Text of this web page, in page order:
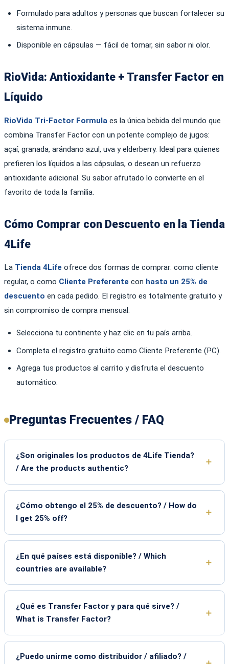
Formulado para adultos y personas que buscan fortalecer su
sistema inmune.
Disponible en cápsulas — fácil de tomar, sin sabor ni olor.
RioVida: Antioxidante + Transfer Factor en
Líquido
RioVida Tri-Factor Formula es la única bebida del mundo que
combina Transfer Factor con un potente complejo de jugos:
açaí, granada, arándano azul, uva y elderberry. Ideal para quienes
prefieren los líquidos a las cápsulas, o desean un refuerzo
antioxidante adicional. Su sabor afrutado lo convierte en el
favorito de toda la familia.
Cómo Comprar con Descuento en la Tienda
4Life
La Tienda 4Life ofrece dos formas de comprar: como cliente
regular, o como Cliente Preferente con hasta un 25% de
descuento en cada pedido. El registro es totalmente gratuito y
sin compromiso de compra mensual.
Selecciona tu continente y haz clic en tu país arriba.
Completa el registro gratuito como Cliente Preferente (PC).
Agrega tus productos al carrito y disfruta el descuento
automático.
Preguntas Frecuentes / FAQ
¿Son originales los productos de 4Life Tienda?
/ Are the products authentic?
¿Cómo obtengo el 25% de descuento? / How do
I get 25% off?
¿En qué países está disponible? / Which
countries are available?
¿Qué es Transfer Factor y para qué sirve? /
What is Transfer Factor?
¿Puedo unirme como distribuidor / afiliado? /